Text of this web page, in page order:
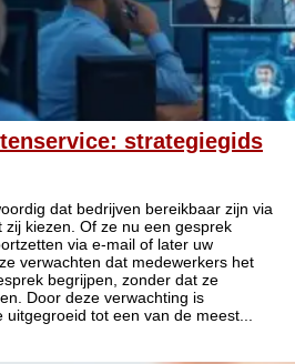
strategiegids
dat bedrijven bereikbaar zijn via
kiezen. Of ze nu een gesprek
via e-mail of later uw
verwachten dat medewerkers het
begrijpen, zonder dat ze
Door deze verwachting is
tot een van de meest...